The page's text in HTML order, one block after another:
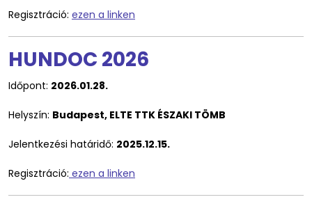
Regisztráció: ezen a linken
HUNDOC 2026
Időpont: 2026.01.28.
Helyszín: Budapest, ELTE TTK ÉSZAKI TÖMB
Jelentkezési határidő: 2025.12.15.
Regisztráció: ezen a linken